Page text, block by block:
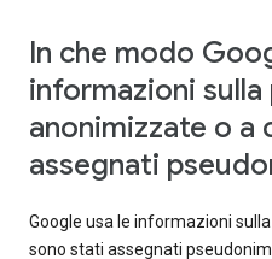
In che modo
informazioni sulla
anonimizzate o a
assegnati
Google usa le informazioni
sono stati assegnati